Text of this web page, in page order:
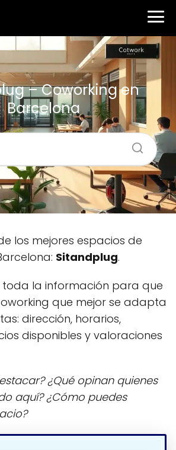
– Coworking en
Barcelona
los mejores espacios de
Sitandplug.
la información para que
que mejor se adapta
dirección, horarios,
disponibles y valoraciones
¿Qué opinan quienes
aquí? ¿Cómo puedes